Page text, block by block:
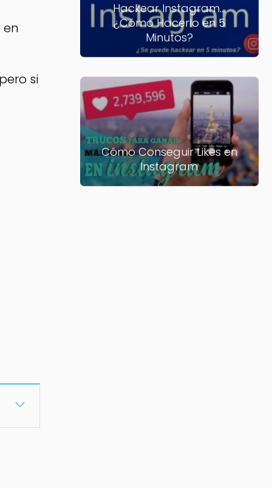
en
si
Hackear Instagram...
¿Cómo Hacerlo en 5
Minutos?
Cómo Conseguir Likes en
Instagram